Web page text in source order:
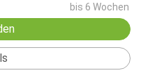
bis 6 Wochen